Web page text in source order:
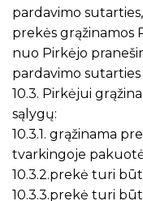
pardavimo
prekės grąžinamos
nuo Pirkėjo
pardavimo sutarties
10.3. Pirkėjui
sąlygų:
10.3.1. grąžinama
tvarkingoje
10.3.2.prekė turi
10.3.3.prekė turi